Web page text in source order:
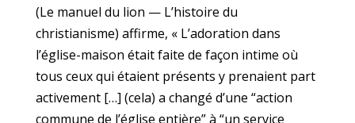
(Le manuel du lion — L’histoire du
christianisme) affirme, « L’adoration dans
l’église-maison était faite de façon intime où
tous ceux qui étaient présents y prenaient part
activement […] (cela) a changé d’une “action
commune de l’église entière” à “un service